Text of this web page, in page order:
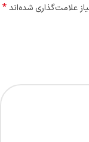
علامت‌گذاری شده‌اند*